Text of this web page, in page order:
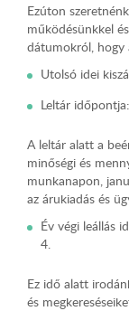
Ezúton
működésünkkel
dátumokról, hogy
Utolsó idei
Leltár
A leltár alatt a
minőségi és
munkanapon,
az árukiadás és
Év végi leállás
4.
Ez idő alatt
és